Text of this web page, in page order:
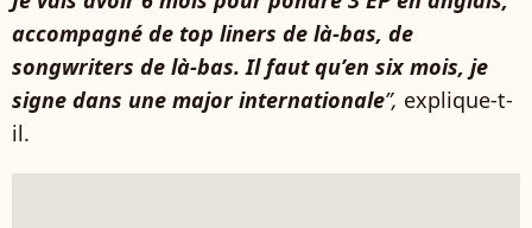
accompagné de top liners de là-bas, de
songwriters de là-bas. Il faut qu’en six mois, je
signe dans une major internationale”, explique-t-
il.